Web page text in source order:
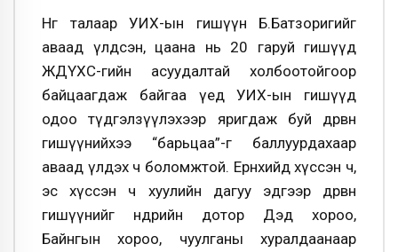
Нөгөө талаар УИХ-ын гишүүн Б.Батзоригийг
аваад үлдсэн, цаана нь 20 гаруй гишүүд
ЖДҮХС-гийн асуудалтай холбоотойгоор
байцаагдаж байгаа үед УИХ-ын гишүүд
одоо түдгэлзүүлэхээр яригдаж буй дөрвөн
гишүүнийхээ “барьцаа”-г баллуурдахаар
аваад үлдэх ч боломжтой. Ерөнхийдөө хүссэн ч,
эс хүссэн ч хуулийн дагуу эдгээр дөрвөн
гишүүнийг өнөөдрийн дотор Дэд хороо,
Байнгын хороо, чуулганы хуралдаанаар